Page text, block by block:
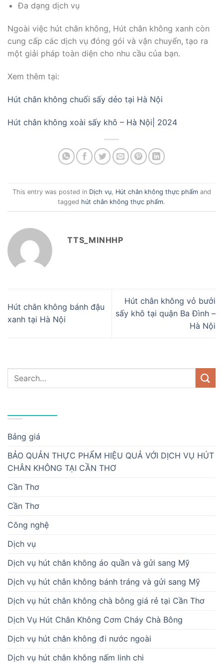
Đa dạng dịch vụ
Ngoài việc hút chân không, Hút chân không xanh còn
cung cấp các dịch vụ đóng gói và vận chuyển, tạo ra
một giải pháp toàn diện cho nhu cầu của bạn.
Xem thêm tại:
Hút chân không chuối sấy dẻo tại Hà Nội
Hút chân không xoài sấy khô – Hà Nội| 2024
This entry was posted in Dịch vụ, Hút chân không thực phẩmand
tagged hút chân không thực phẩm.
TTS_MINHHP
Hút chân không bánh đậu
xanh tại Hà Nội
Hút chân không vỏ bưởi
sấy khô tại quận Ba Đình –
Hà Nội
Bảng giá
BẢO QUẢN THỰC PHẨM HIỆU QUẢ VỚI DỊCH VỤ HÚT
CHÂN KHÔNG TẠI CẦN THƠ
Cần Thơ
Cần Thơ
Công nghệ
Dịch vụ
Dịch vụ hút chân không áo quần và gửi sang Mỹ
Dịch vụ hút chân không bánh tráng và gửi sang Mỹ
Dịch vụ hút chân không chà bông giá rẻ tại Cần Thơ
Dịch Vụ Hút Chân Không Cơm Cháy Chà Bông
Dịch vụ hút chân không đi nước ngoài
Dịch vụ hút chân không nấm linh chi